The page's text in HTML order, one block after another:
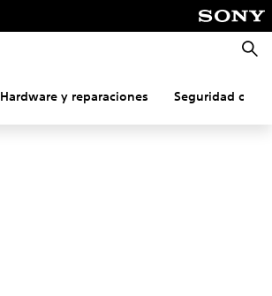
Hardware y reparaciones Seguridad